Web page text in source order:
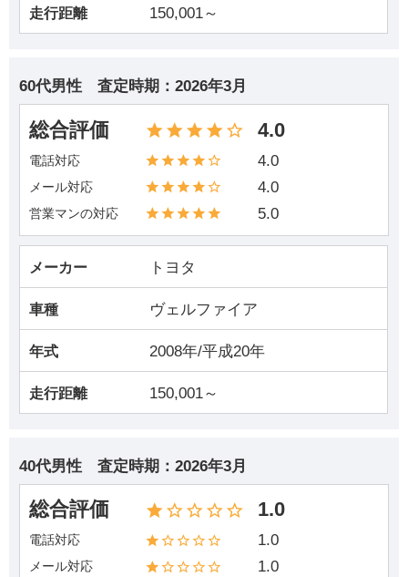
走行距離 150,001～
60代男性 査定時期： 2026年3月
総合評価 4.0
電話対応 4.0
メール対応 4.0
営業マンの対応 5.0
メーカー トヨタ
車種 ヴェルファイア
年式 2008年/平成20年
走行距離 150,001～
40代男性 査定時期： 2026年3月
総合評価 1.0
電話対応 1.0
メール対応 1.0